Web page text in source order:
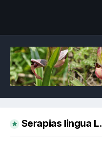
Serapias lingua L.